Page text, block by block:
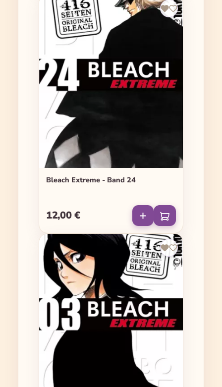
Bleach Extreme - Band 24
Regulärer Preis:
12,00 €